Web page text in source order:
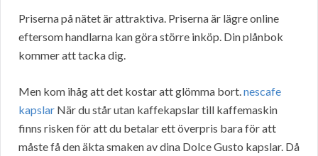
Priserna på nätet är attraktiva. Priserna är lägre online
eftersom handlarna kan göra större inköp. Din plånbok
kommer att tacka dig.
Men kom ihåg att det kostar att glömma bort. nescafe
kapslar När du står utan kaffekapslar till kaffemaskin
finns risken för att du betalar ett överpris bara för att
måste få den äkta smaken av dina Dolce Gusto kapslar. Då